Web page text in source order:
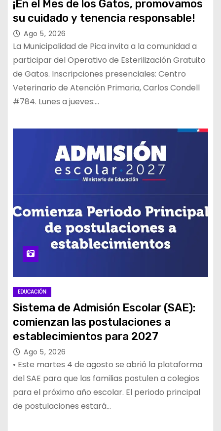
¡En el Mes de los Gatos, promovamos
su cuidado y tenencia responsable!
Ago 5, 2026
La Municipalidad de Pica invita a la comunidad a
participar del Operativo de Esterilización Gratuito
de Gatos. Inscripciones presenciales: Centro
Veterinario de Atención Primaria, Carlos Condell
#784. Lunes a jueves:…
EDUCACIÓN
Sistema de Admisión Escolar (SAE):
comienzan las postulaciones a
establecimientos para 2027
Ago 5, 2026
• Este martes 4 de agosto se abrió la plataforma
del SAE para que las familias postulen a colegios
para el próximo año escolar. El periodo principal
de postulaciones estará…